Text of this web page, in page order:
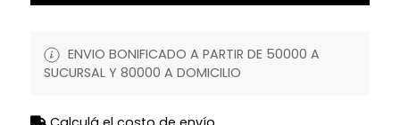
ENVIO BONIFICADO A PARTIR DE 50000 A
SUCURSAL Y 80000 A DOMICILIO